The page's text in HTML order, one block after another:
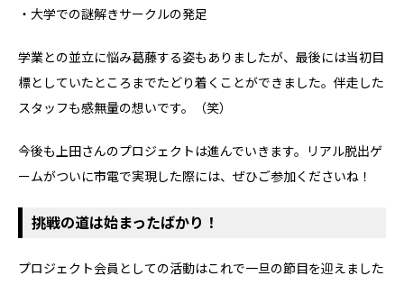
・大学での謎解きサークルの発足
学業との並立に悩み葛藤する姿もありましたが、最後には当初目
標としていたところまでたどり着くことができました。伴走した
スタッフも感無量の想いです。（笑）
今後も上田さんのプロジェクトは進んでいきます。リアル脱出ゲ
ームがついに市電で実現した際には、ぜひご参加くださいね！
挑戦の道は始まったばかり！
プロジェクト会員としての活動はこれで一旦の節目を迎えました